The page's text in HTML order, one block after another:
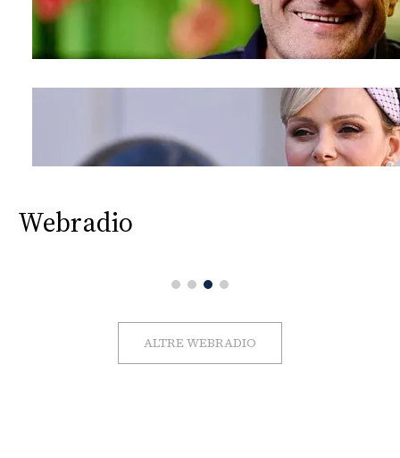
Webradio
ALTRE WEBRADIO